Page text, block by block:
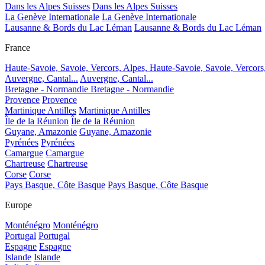
Dans les Alpes Suisses Dans les Alpes Suisses
La Genève Internationale La Genève Internationale
Lausanne & Bords du Lac Léman Lausanne & Bords du Lac Léman
France
Haute-Savoie, Savoie, Vercors, Alpes, Haute-Savoie, Savoie,
Auvergne, Cantal... Auvergne, Cantal...
Bretagne - Normandie Bretagne - Normandie
Provence Provence
Martinique Antilles Martinique Antilles
Île de la Réunion Île de la Réunion
Guyane, Amazonie Guyane, Amazonie
Pyrénées Pyrénées
Camargue Camargue
Chartreuse Chartreuse
Corse Corse
Pays Basque, Côte Basque Pays Basque, Côte Basque
Europe
Monténégro Monténégro
Portugal Portugal
Espagne Espagne
Islande Islande